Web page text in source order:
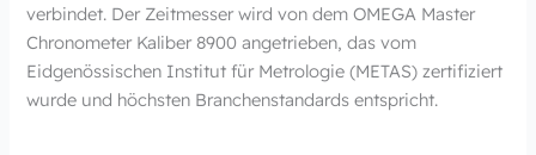
verbindet. Der Zeitmesser wird von dem OMEGA Master
Chronometer Kaliber 8900 angetrieben, das vom
Eidgenössischen Institut für Metrologie (METAS) zertifiziert
wurde und höchsten Branchenstandards entspricht.